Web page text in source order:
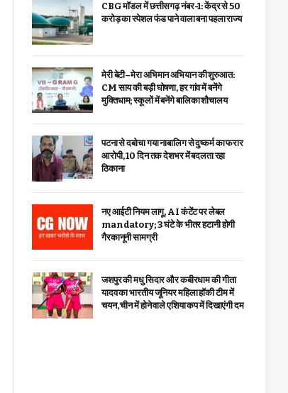
CBG मॉडल में छत्तीसगढ़ नंबर-1: केंद्र से ₹50
करोड़ का स्पेशल फंड पाने वाला बना पहला राज्य
मेरी बेटी–मेरा अभिमान अभियान की शुरुआत:
CM साय की बड़ी घोषणा, हर गांव में बनेंगे
मुक्तिधाम; स्कूलों में बनेंगे बालिका शौचालय
पटना से दबोचा गया नाबालिग से दुष्कर्म का फरार
आरोपी, 10 दिन तक देशभर में बदलता रहा
ठिकाना
नए आईटी नियम लागू, AI कंटेंट पर लेबल
mandatory; 3 घंटे के भीतर हटानी होगी
गैरकानूनी सामग्री
जशपुर की मधु सिदार और कबीरधाम की गीता
यादव का भारतीय जूनियर महिला हॉकी टीम में
चयन, चीन में होने वाले एशिया कप में दिखाएंगी दम